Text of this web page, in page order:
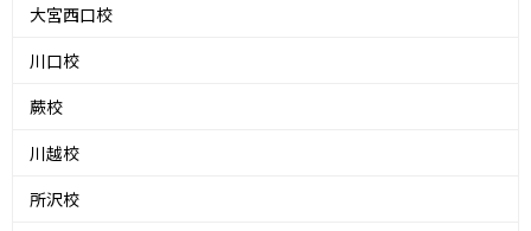
大宮西口校
川口校
蕨校
川越校
所沢校